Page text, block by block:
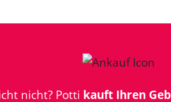
nicht? Potti kauft Ihren